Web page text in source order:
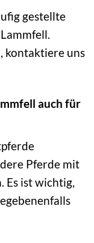
gestellte
kontaktiere uns
auch für
Pferde mit
Es ist wichtig,